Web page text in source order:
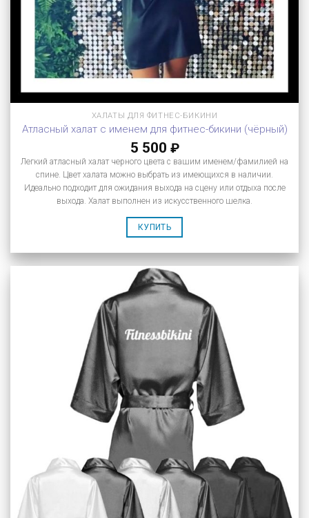
ХАЛАТЫ ДЛЯ ФИТНЕС-БИКИНИ
Атласный халат с именем для фитнес-бикини (чёрный)
5 500 ₽
Легкий атласный халат черного цвета с вашим именем/фамилией на
спине. Цвет халата можно выбрать из имеющихся в наличии.
Идеально подходит для ожидания выхода на сцену или отдыха после
выхода. Халат выполнен из искусственного шелка.
КУПИТЬ